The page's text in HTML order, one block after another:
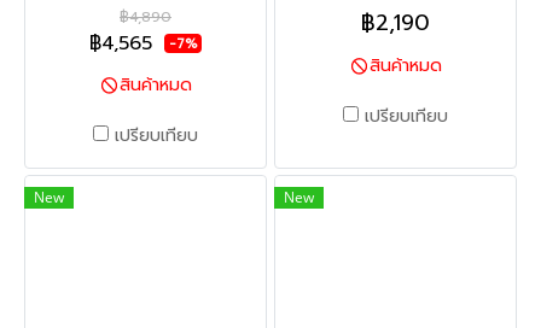
฿4,890
฿4,565 -7%
สินค้าหมด
เปรียบเทียบ
฿2,190
สินค้าหมด
เปรียบเทียบ
New New